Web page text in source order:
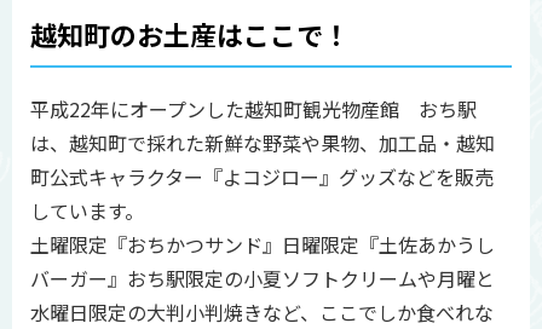
越知町のお土産はここで！
平成22年にオープンした越知町観光物産館 おち駅
は、越知町で採れた新鮮な野菜や果物、加工品・越知
町公式キャラクター『よコジロー』グッズなどを販売
しています。
土曜限定『おちかつサンド』日曜限定『土佐あかうし
バーガー』おち駅限定の小夏ソフトクリームや月曜と
水曜日限定の大判小判焼きなど、ここでしか食べれな